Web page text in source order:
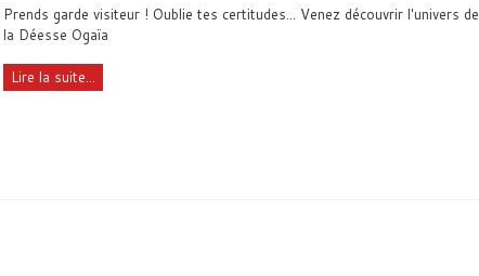
Prends garde visiteur ! Oublie tes certitudes... Venez découvrir l'univers de
la Déesse Ogaïa
Lire la suite...